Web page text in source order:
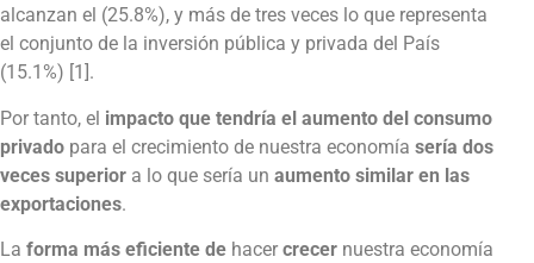
alcanzan el (25.8%), y más de tres veces lo que representa
el conjunto de la inversión pública y privada del País
(15.1%) [1].
Por tanto, el impacto que tendría el aumento del consumo
privado para el crecimiento de nuestra economía sería dos
veces superior a lo que sería un aumento similar en las
exportaciones.
La forma más eficiente de hacer crecer nuestra economía